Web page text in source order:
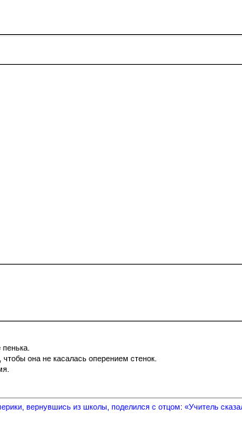
она не касалась оперением стенок.
вернувшись из школы, поделился с отцом: «Учитель